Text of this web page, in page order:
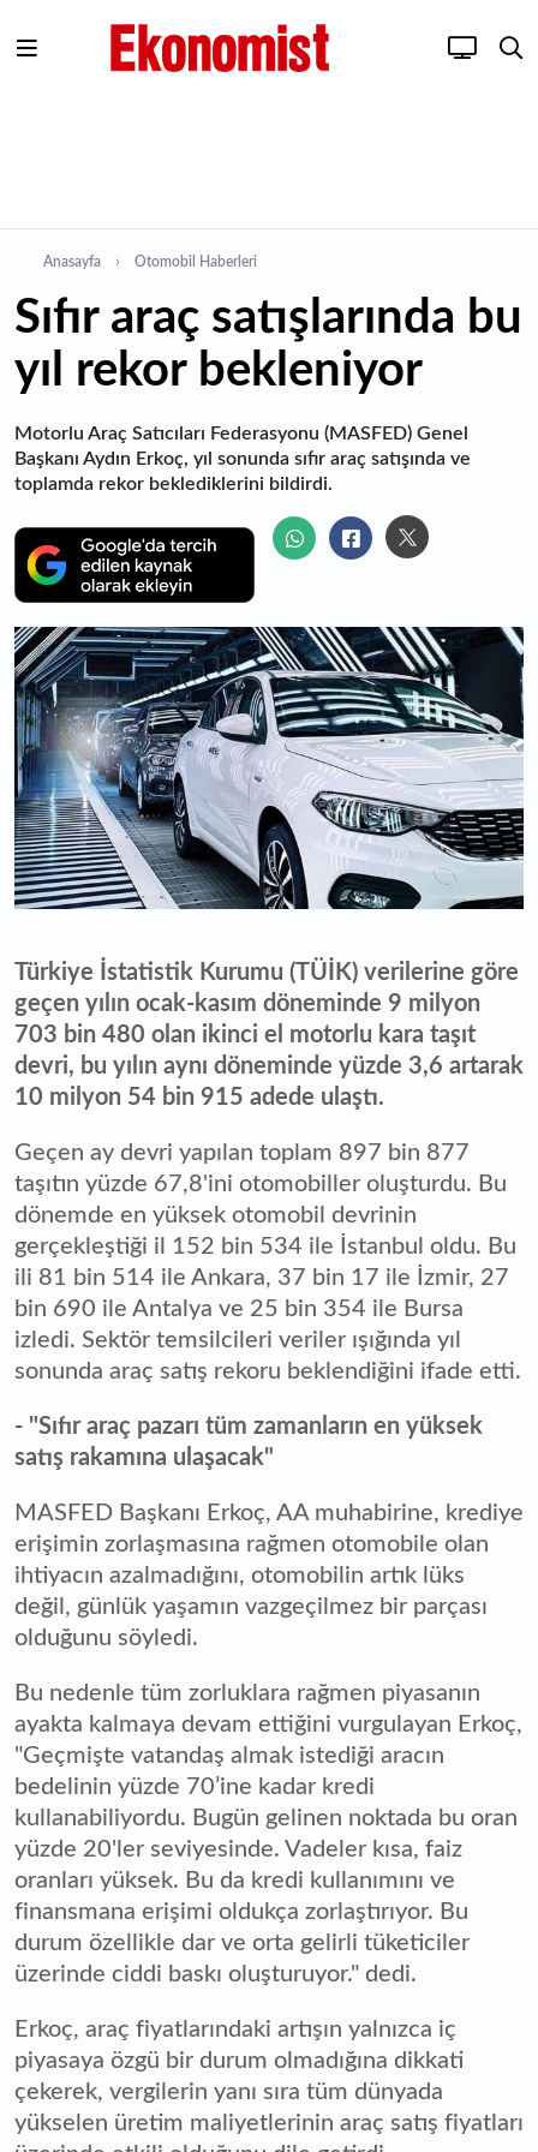
Anasayfa Otomobil Haberleri
Sıfır araç satışlarında bu
yıl rekor bekleniyor
Motorlu Araç Satıcıları Federasyonu (MASFED) Genel
Başkanı Aydın Erkoç, yıl sonunda sıfır araç satışında ve
toplamda rekor beklediklerini bildirdi.
Türkiye İstatistik Kurumu (TÜİK) verilerine göre
geçen yılın ocak-kasım döneminde 9 milyon
703 bin 480 olan ikinci el motorlu kara taşıt
devri, bu yılın aynı döneminde yüzde 3,6 artarak
10 milyon 54 bin 915 adede ulaştı.
Geçen ay devri yapılan toplam 897 bin 877
taşıtın yüzde 67,8'ini otomobiller oluşturdu. Bu
dönemde en yüksek otomobil devrinin
gerçekleştiği il 152 bin 534 ile İstanbul oldu. Bu
ili 81 bin 514 ile Ankara, 37 bin 17 ile İzmir, 27
bin 690 ile Antalya ve 25 bin 354 ile Bursa
izledi. Sektör temsilcileri veriler ışığında yıl
sonunda araç satış rekoru beklendiğini ifade etti.
- "Sıfır araç pazarı tüm zamanların en yüksek
satış rakamına ulaşacak"
MASFED Başkanı Erkoç, AA muhabirine, krediye
erişimin zorlaşmasına rağmen otomobile olan
ihtiyacın azalmadığını, otomobilin artık lüks
değil, günlük yaşamın vazgeçilmez bir parçası
olduğunu söyledi.
Bu nedenle tüm zorluklara rağmen piyasanın
ayakta kalmaya devam ettiğini vurgulayan Erkoç,
"Geçmişte vatandaş almak istediği aracın
bedelinin yüzde 70’ine kadar kredi
kullanabiliyordu. Bugün gelinen noktada bu oran
yüzde 20'ler seviyesinde. Vadeler kısa, faiz
oranları yüksek. Bu da kredi kullanımını ve
finansmana erişimi oldukça zorlaştırıyor. Bu
durum özellikle dar ve orta gelirli tüketiciler
üzerinde ciddi baskı oluşturuyor." dedi.
Erkoç, araç fiyatlarındaki artışın yalnızca iç
piyasaya özgü bir durum olmadığına dikkati
çekerek, vergilerin yanı sıra tüm dünyada
yükselen üretim maliyetlerinin araç satış fiyatları